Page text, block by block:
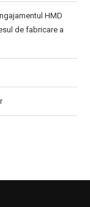
HMD
de fabricare a